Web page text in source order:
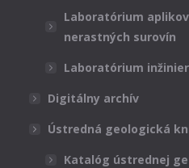
Laboratórium
nerastných surovín
Laboratórium
Digitálny archív
Ústredná geologická
Katalóg ústrednej